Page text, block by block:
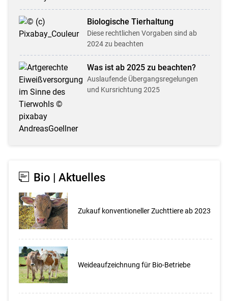
Biologische Tier­haltung
Diese rechtlichen Vorgaben sind ab
2024 zu beachten
Was ist ab 2025 zu beachten?
Auslaufende Übergangs­regel­ungen
und Kursrichtung 2025
Bio | Aktuelles
Zukauf konventioneller Zuchttiere ab 2023
Weideaufzeichnung für Bio-Betriebe